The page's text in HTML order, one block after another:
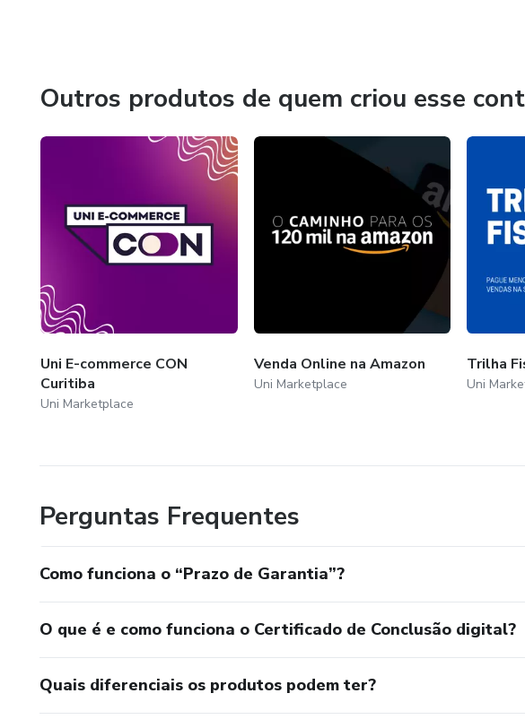
Outros produtos de quem criou esse
Uni E-commerce CON
Curitiba
Uni Marketplace
Venda Online na Amazon
Uni Marketplace
Trilha
Uni
Perguntas Frequentes
Como funciona o “Prazo de Garantia”?
O que é e como funciona o Certificado de Conclusão digital?
Quais diferenciais os produtos podem ter?